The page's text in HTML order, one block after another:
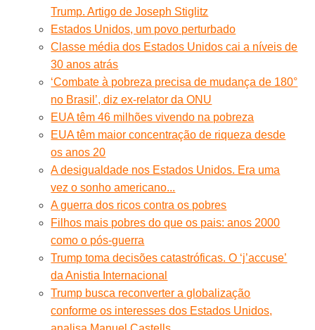
Trump. Artigo de Joseph Stiglitz
Estados Unidos, um povo perturbado
Classe média dos Estados Unidos cai a níveis de
30 anos atrás
‘Combate à pobreza precisa de mudança de 180°
no Brasil’, diz ex-relator da ONU
EUA têm 46 milhões vivendo na pobreza
EUA têm maior concentração de riqueza desde
os anos 20
A desigualdade nos Estados Unidos. Era uma
vez o sonho americano...
A guerra dos ricos contra os pobres
Filhos mais pobres do que os pais: anos 2000
como o pós-guerra
Trump toma decisões catastróficas. O ‘j’accuse’
da Anistia Internacional
Trump busca reconverter a globalização
conforme os interesses dos Estados Unidos,